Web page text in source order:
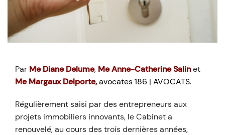
Par Me Diane Delume, Me Anne-Catherine Salinet
Me Margaux Delporte,avocates 186 | AVOCATS.
Régulièrement saisi par des entrepreneurs aux
projets immobiliers innovants, le Cabinet a
renouvelé, au cours des trois dernières années,